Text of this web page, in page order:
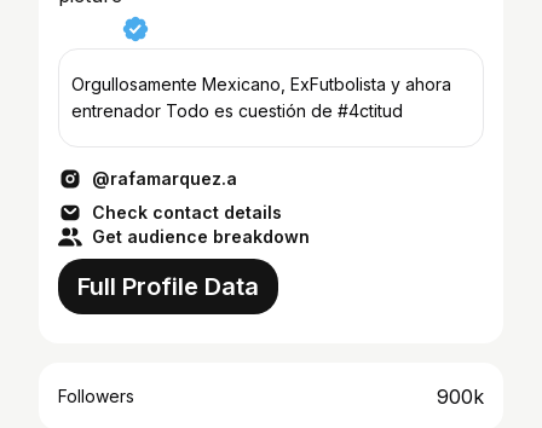
Orgullosamente Mexicano, ExFutbolista y ahora
entrenador Todo es cuestión de #4ctitud
@rafamarquez.a
Check contact details
Get audience breakdown
Full Profile Data
Followers 900k